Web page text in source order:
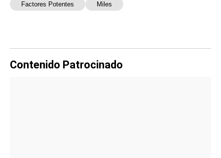
Factores Potentes Miles
Contenido Patrocinado